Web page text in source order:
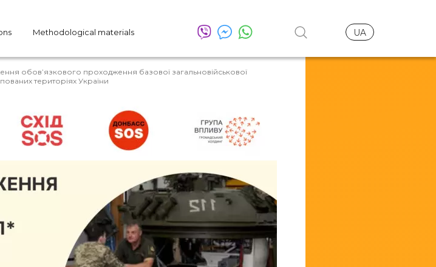
Methodological materials UA
обов’язкового проходження базової загальновійськової
територіях України